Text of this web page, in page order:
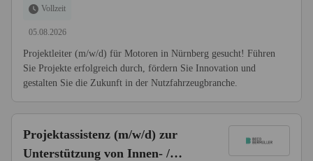
Vollzeit
05.08.2026
Projektleiter (m/w/d) für Motoren in Nürnberg gesucht! Führen
Sie Projekte erfolgreich durch, fördern Sie Innovation und
gestalten Sie die Zukunft in der Nutzfahrzeugbranche.
Projektassistenz (m/w/d) zur
Unterstützung von Innen- /